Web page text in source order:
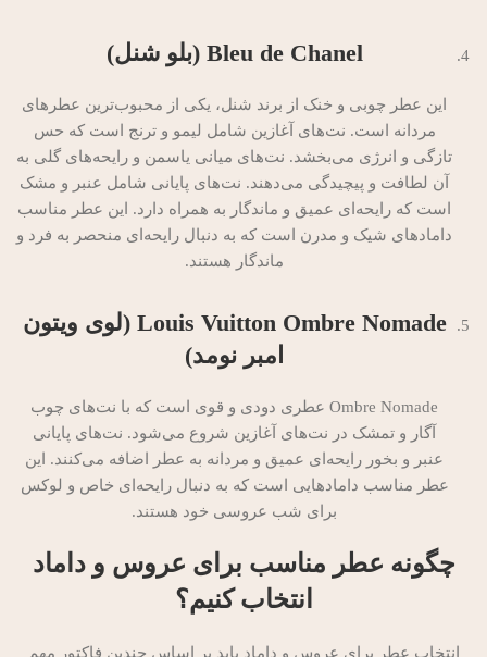
Bleu de Chanel (بلو شنل)
این عطر چوبی و خنک از برند شنل، یکی از محبوب‌ترین عطرهای
مردانه است. نت‌های آغازین شامل لیمو و ترنج است که حس
تازگی و انرژی می‌بخشد. نت‌های میانی یاسمن و رایحه‌های گلی به
آن لطافت و پیچیدگی می‌دهند. نت‌های پایانی شامل عنبر و مشک
است که رایحه‌ای عمیق و ماندگار به همراه دارد. این عطر مناسب
دامادهای شیک و مدرن است که به دنبال رایحه‌ای منحصر به فرد و
ماندگار هستند.
Louis Vuitton Ombre Nomade (لوی ویتون
امبر نومد)
Ombre Nomade عطری دودی و قوی است که با نت‌های چوب
آگار و تمشک در نت‌های آغازین شروع می‌شود. نت‌های پایانی
عنبر و بخور رایحه‌ای عمیق و مردانه به عطر اضافه می‌کنند. این
عطر مناسب دامادهایی است که به دنبال رایحه‌ای خاص و لوکس
برای شب عروسی خود هستند.
چگونه عطر مناسب برای عروس و داماد
انتخاب کنیم؟
انتخاب عطر برای عروس و داماد باید بر اساس چندین فاکتور مهم